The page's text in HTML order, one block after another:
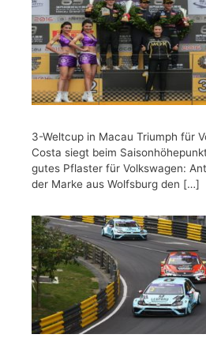
3-Weltcup in Macau Triumph für
Costa siegt beim
gutes Pflaster für Volkswagen:
der Marke aus Wolfsburg den […]